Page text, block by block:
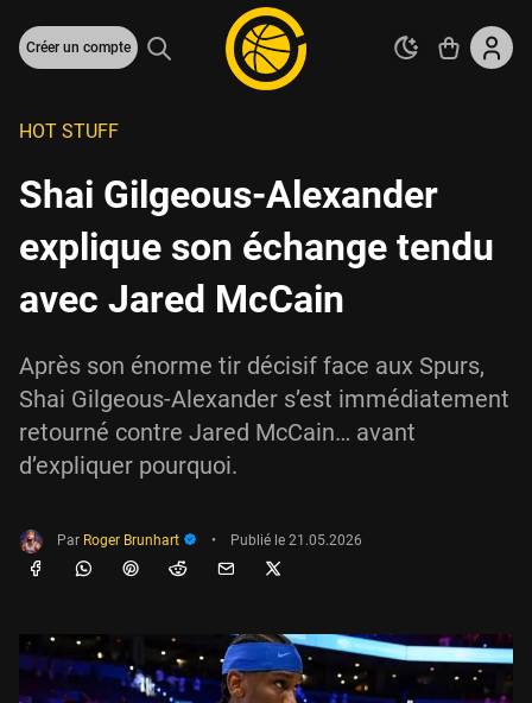
Créer un compte
HOT STUFF
Shai Gilgeous-Alexander
explique son échange tendu
avec Jared McCain
Après son énorme tir décisif face aux Spurs,
Shai Gilgeous-Alexander s’est immédiatement
retourné contre Jared McCain… avant
d’expliquer pourquoi.
Par Roger Brunhart • Publié le 21.05.2026